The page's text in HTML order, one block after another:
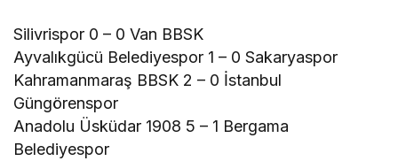
Silivrispor 0 – 0 Van BBSK
Ayvalıkgücü Belediyespor 1 – 0 Sakaryaspor
Kahramanmaraş BBSK 2 – 0 İstanbul
Güngörenspor
Anadolu Üsküdar 1908 5 – 1 Bergama
Belediyespor